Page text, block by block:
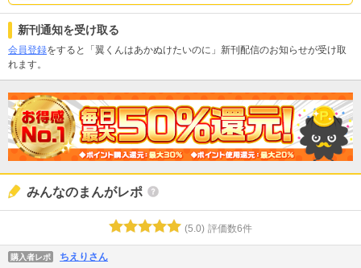
新刊通知を受け取る
会員登録をすると「翼くんはあかぬけたいのに」新刊配信のお知らせが受け取
れます。
みんなのまんがレポ
(5.0) 評価数6件
購入者レポ ちえりさん